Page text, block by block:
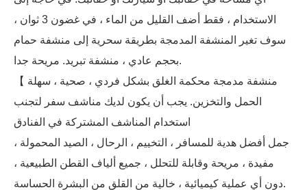
الاستخدام ، فقط أضف القليل من الماء ، في غضون 3 ثوان ،
سوف تغير المنشفة المدمجة بطريقة سحرية إلى منشفة حمام
بحجم عادي ، منشفة تبريد. مريحة جدا.
【 منشفة مدمجة محكمة الغلق بشكل فردي ، صحية ، سهلة
الحمل والتخزين. يجب أن يكون لديك مناشف سفر لتجنب
استخدام المناشف المشتركة في الفنادق
جمل أفضل هدية للمسافر ، التخييم ، الرحال ، الصيد المحمولة ،
مفيدة ، مريحة وقابلة للتحلل ، جميع ألياف القطن الطبيعية ،
دون أي عملية كيميائية ، خالية من القلق من البشرة الحساسة.